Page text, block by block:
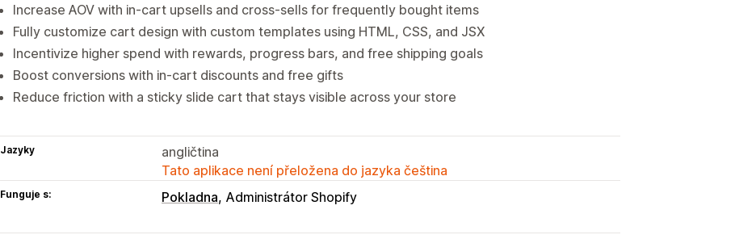
Increase AOV with in-cart upsells and cross-sells for frequently bought items
Fully customize cart design with custom templates using HTML, CSS, and JSX
Incentivize higher spend with rewards, progress bars, and free shipping goals
Boost conversions with in-cart discounts and free gifts
Reduce friction with a sticky slide cart that stays visible across your store
Jazyky
angličtina
Tato aplikace není přeložena do jazyka čeština
Funguje s: Pokladna Administrátor Shopify